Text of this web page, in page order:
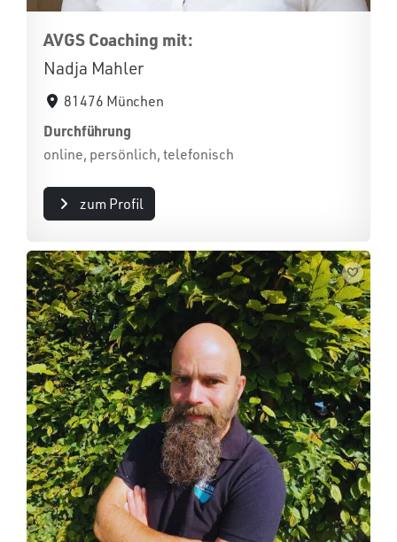
AVGS Coaching mit:
Nadja Mahler
81476 München
Durchführung
online, persönlich, telefonisch
zum Profil